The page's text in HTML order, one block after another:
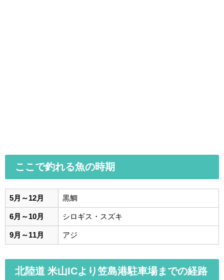
ここで釣れる魚の時期
5月～12月 黒鯛
6月～10月 シロギス・スズキ
9月～11月 アジ
北陸道 米山ICより笠島港駐車場までの経路